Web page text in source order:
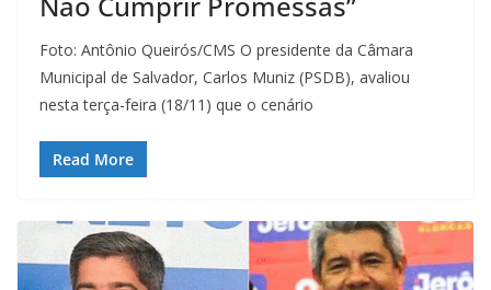
Foto: Antônio Queirós/CMS O presidente da Câmara
Municipal de Salvador, Carlos Muniz (PSDB), avaliou
nesta terça-feira (18/11) que o cenário
Read More